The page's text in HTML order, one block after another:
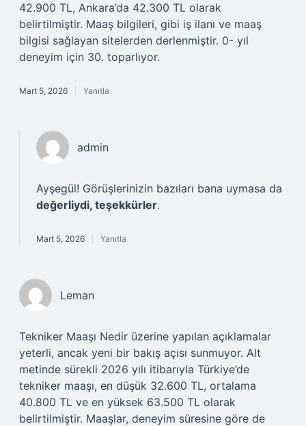
42.900 TL, Ankara’da 42.300 TL olarak
belirtilmiştir. Maaş bilgileri, gibi iş ilanı ve maaş
bilgisi sağlayan sitelerden derlenmiştir. 0- yıl
deneyim için 30. toparlıyor.
Mart 5, 2026 Yanıtla
admin
Ayşegül! Görüşlerinizin bazıları bana uymasa da
değerliydi, teşekkürler.
Mart 5, 2026 Yanıtla
Leman
Tekniker Maaşı Nedir üzerine yapılan açıklamalar
yeterli, ancak yeni bir bakış açısı sunmuyor. Alt
metinde sürekli 2026 yılı itibarıyla Türkiye’de
tekniker maaşı, en düşük 32.600 TL, ortalama
40.800 TL ve en yüksek 63.500 TL olarak
belirtilmiştir. Maaşlar, deneyim süresine göre de